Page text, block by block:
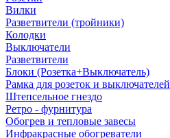
Вилки
Разветвители (тройники)
Колодки
Выключатели
Разветвители
Блоки (Розетка+Выключатель)
Рамка для розеток и выключателей
Штепсельное гнездо
Ретро - фурнитура
Обогрев и тепловые завесы
Инфракрасные обогреватели